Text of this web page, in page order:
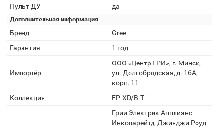
Пульт ДУ да
Дополнительная информация
Бренд
Gree
Гарантия
1 год
Импортёр
ООО «Центр ГРИ», г. Минск,
ул. Долгобродская, д. 16А,
корп. 11
Коллекция
FP-XD/B-T
Грии Электрик Апплиэнс
Инкопарейтд, Джинджи Роуд